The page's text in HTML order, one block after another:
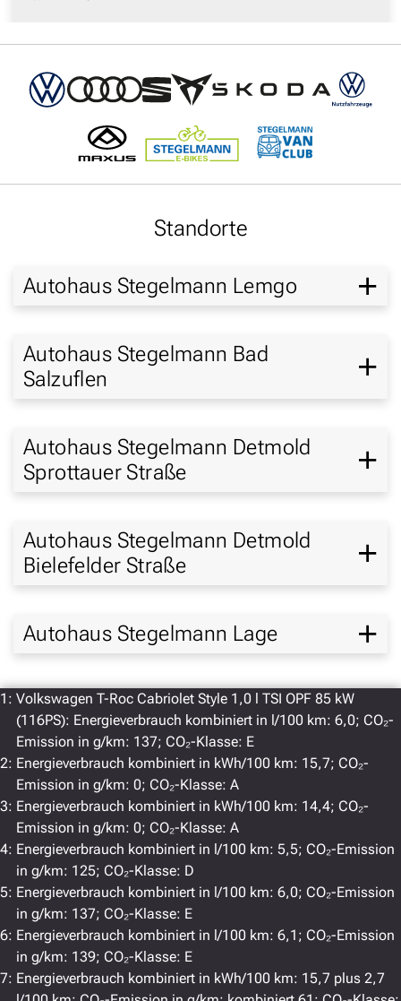
1: Volkswagen T-Roc Cabriolet Style 1,0 l TSI OPF 85 kW
(116PS): Energieverbrauch kombiniert in l/100 km: 6,0; CO₂-
Emission in g/km: 137; CO₂-Klasse: E
2: Energieverbrauch kombiniert in kWh/100 km: 15,7; CO₂-
Emission in g/km: 0; CO₂-Klasse: A
3: Energieverbrauch kombiniert in kWh/100 km: 14,4; CO₂-
Emission in g/km: 0; CO₂-Klasse: A
4: Energieverbrauch kombiniert in l/100 km: 5,5; CO₂-Emission
in g/km: 125; CO₂-Klasse: D
5: Energieverbrauch kombiniert in l/100 km: 6,0; CO₂-Emission
in g/km: 137; CO₂-Klasse: E
6: Energieverbrauch kombiniert in l/100 km: 6,1; CO₂-Emission
in g/km: 139; CO₂-Klasse: E
7: Energieverbrauch kombiniert in kWh/100 km: 15,7 plus 2,7
Standorte
Autohaus Stegelmann Lemgo
Autohaus Stegelmann Bad
Salzuflen
Autohaus Stegelmann Detmold
Sprottauer Straße
Autohaus Stegelmann Detmold
Bielefelder Straße
Autohaus Stegelmann Lage
: 05231 6307-0
Impressum Datenschutz
Barrierefreiheitserklärung
* Weitere Informationen zum offiziellen Kraftstoffverbrauch und den offiziellen
spezifischen CO2 -Emissionen neuer Personenkraftwagen können dem